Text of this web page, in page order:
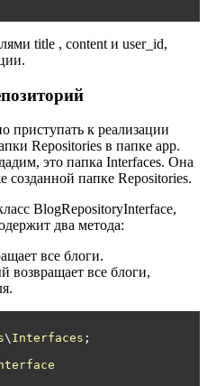
title , content и user_id,
приступать к реализации
Repositories в папке app.
это папка Interfaces. Она
созданной папке Repositories.
BlogRepositoryInterface,
два метода:
все блоги.
возвращает все блоги,
\ Interfaces